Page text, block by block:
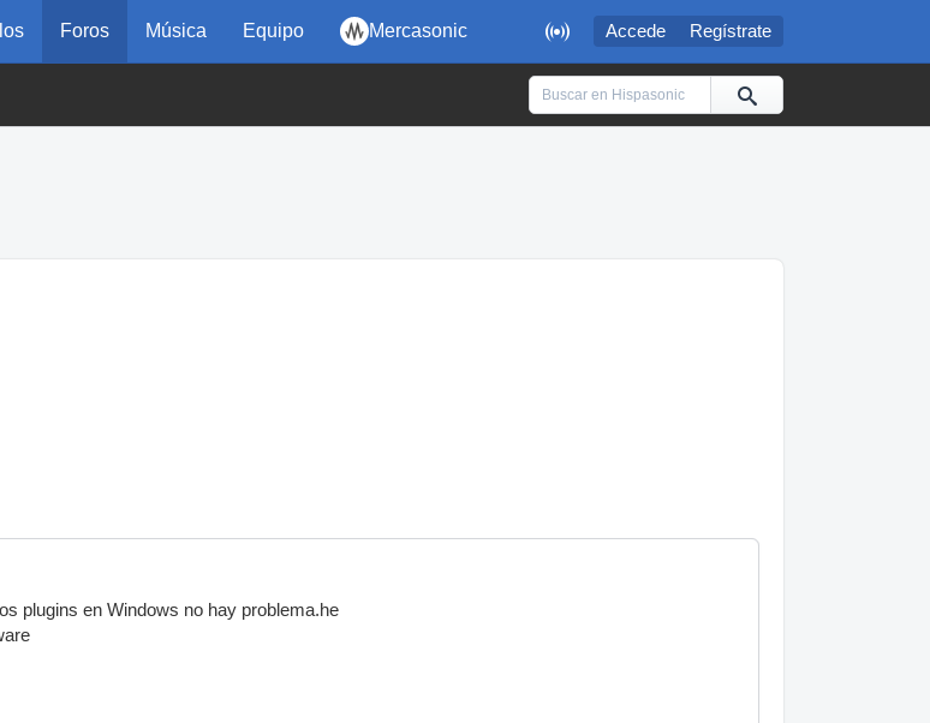
 Accede Regístrate
Foros Música Equipo Mercasonic
plugins en Windows no hay problema.he